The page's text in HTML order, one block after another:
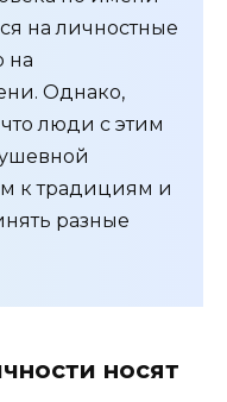
на личностные
на
Однако,
люди с этим
к традициям и
разные
носят